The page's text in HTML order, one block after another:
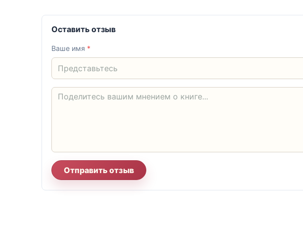
Оставить отзыв
Ваше имя *
Отправить отзыв